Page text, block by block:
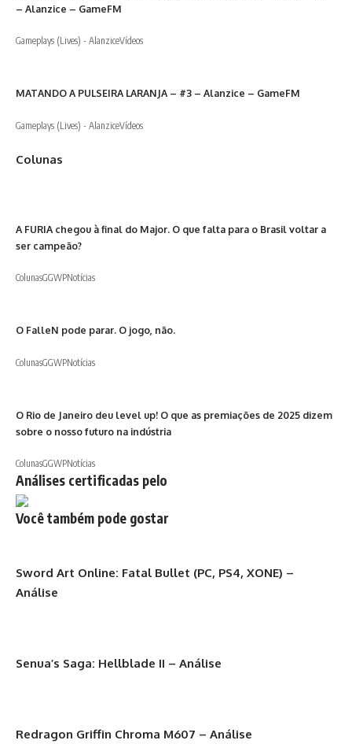
– Alanzice – GameFM
Gameplays (Lives) - AlanziceVídeos
MATANDO A PULSEIRA LARANJA – #3 – Alanzice – GameFM
Gameplays (Lives) - AlanziceVídeos
Colunas
A FURIA chegou à final do Major. O que falta para o Brasil voltar a
ser campeão?
ColunasGGWPNotícias
O FalleN pode parar. O jogo, não.
ColunasGGWPNotícias
O Rio de Janeiro deu level up! O que as premiações de 2025 dizem
sobre o nosso futuro na indústria
ColunasGGWPNotícias
Análises certificadas pelo
Você também pode gostar
Sword Art Online: Fatal Bullet (PC, PS4, XONE) –
Análise
Senua’s Saga: Hellblade II – Análise
Redragon Griffin Chroma M607 – Análise